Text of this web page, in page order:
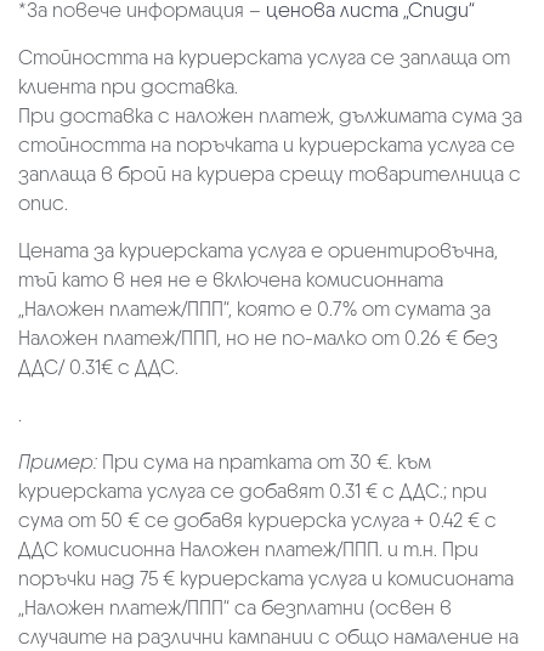
*За повече информация – ценова листа „Спиди“
Стойността на куриерската услуга се заплаща от
клиента при доставка.
При доставка с наложен платеж, дължимата сума за
стойността на поръчката и куриерската услуга се
заплаща в брой на куриера срещу товарителница с
опис.
Цената за куриерската услуга е ориентировъчна,
тъй като в нея не е включена комисионната
„Наложен платеж/ППП“, която е 0.7% от сумата за
Наложен платеж/ППП, но не по-малко от 0.26 € без
ДДС/ 0.31€ с ДДС.
.
Пример: При сума на пратката от 30 €. към
куриерската услуга се добавят 0.31 € с ДДС.; при
сума от 50 € се добавя куриерска услуга + 0.42 € с
ДДС комисионна Наложен платеж/ППП. и т.н. При
поръчки над 75 € куриерската услуга и комисионата
„Наложен платеж/ППП“ са безплатни (освен в
случаите на различни кампании с общо намаление на